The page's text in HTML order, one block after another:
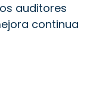
auditores
continua